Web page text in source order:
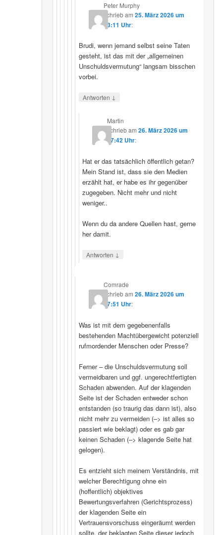
Peter Murphy
schriebam 25. März 2026 um
23:11 Uhr:
Brudi, wenn jemand selbst seine Taten
gesteht, ist das mit der „allgemeinen
Unschuldsvermutung“ langsam bisschen
vorbei.
Antworten ↓
Martin
schriebam26. März 2026 um
07:42 Uhr:
Hat er das tatsächlich öffentlich getan?
Mein Stand ist, dass sie den Medien
erzählt hat, er habe es ihr gegenüber
zugegeben. Nicht mehr und nicht
weniger..
Wenn du da andere Quellen hast, gerne
her damit.
Antworten ↓
Comrade
schriebam 26. März 2026 um
17:51 Uhr:
Was ist mit dem gegebenenfalls
bestehenden Machtübergewicht potenziell
rufmordender Menschen oder Presse?
Ferner – die Unschuldsvermutung soll
vermeidbaren und ggf. ungerechtfertigten
Schaden abwenden. Auf der klagenden
Seite ist der Schaden entweder schon
entstanden (so traurig das dann ist), also
nicht mehr zu vermeiden (–> ist alles so
passiert wie beklagt) oder es gab gar
keinen Schaden (–> klagende Seite hat
gelogen).
Es entzieht sich meinem Verständnis, mit
welcher Berechtigung ohne ein
(hoffentlich) objektives
Bewertungsverfahren (Gerichtsprozess)
der klagenden Seite ein
Vertrauensvorschuss eingeräumt werden
sollte, der beklagten Seite dieser jedoch